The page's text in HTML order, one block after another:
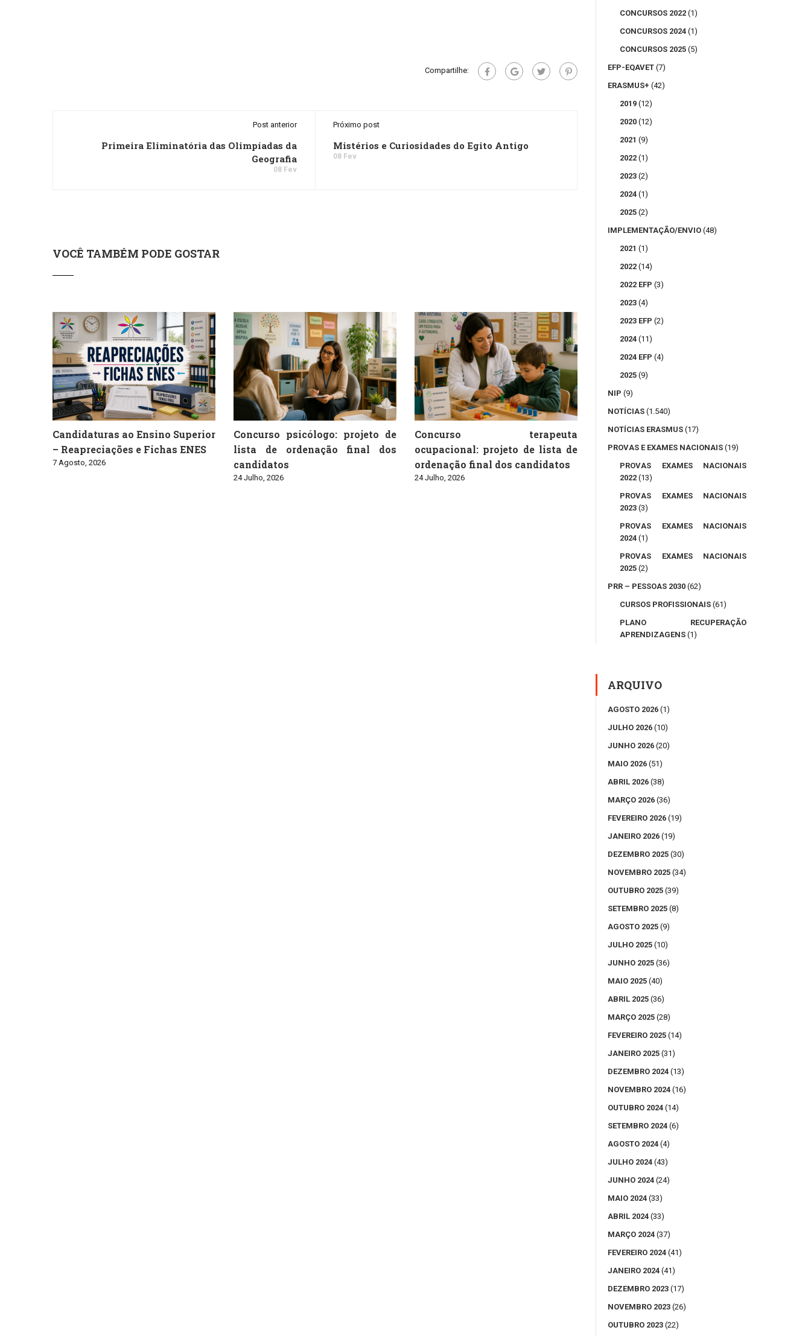
Compartilhe:
Post anterior
Primeira Eliminatória das Olimpíadas da
Geografia
08 Fev
Próximo post
Mistérios e Curiosidades do Egito Antigo
08 Fev
VOCÊ TAMBÉM PODE GOSTAR
Candidaturas ao Ensino Superior
– Reapreciações e Fichas ENES
7 Agosto, 2026
Concurso psicólogo: projeto de
lista de ordenação final dos
candidatos
24 Julho, 2026
Concurso terapeuta
ocupacional: projeto de lista de
ordenação final dos candidatos
24 Julho, 2026
CONCURSOS 2022 (1)
CONCURSOS 2024 (1)
CONCURSOS 2025 (5)
EFP-EQAVET (7)
ERASMUS+ (42)
2019 (12)
2020 (12)
2021 (9)
2022 (1)
2023 (2)
2024 (1)
2025 (2)
IMPLEMENTAÇÃO/ENVIO (48)
2021 (1)
2022 (14)
2022 EFP (3)
2023 (4)
2023 EFP (2)
2024 (11)
2024 EFP (4)
2025 (9)
NIP (9)
NOTÍCIAS (1.540)
NOTÍCIAS ERASMUS (17)
PROVAS E EXAMES NACIONAIS (19)
PROVAS EXAMES NACIONAIS
2022 (13)
PROVAS EXAMES NACIONAIS
2023 (3)
PROVAS EXAMES NACIONAIS
2024 (1)
PROVAS EXAMES NACIONAIS
2025 (2)
PRR – PESSOAS 2030 (62)
CURSOS PROFISSIONAIS (61)
PLANO RECUPERAÇÃO
APRENDIZAGENS (1)
ARQUIVO
AGOSTO 2026 (1)
JULHO 2026 (10)
JUNHO 2026 (20)
MAIO 2026 (51)
ABRIL 2026 (38)
MARÇO 2026 (36)
FEVEREIRO 2026 (19)
JANEIRO 2026 (19)
DEZEMBRO 2025 (30)
NOVEMBRO 2025 (34)
OUTUBRO 2025 (39)
SETEMBRO 2025 (8)
AGOSTO 2025 (9)
JULHO 2025 (10)
JUNHO 2025 (36)
MAIO 2025 (40)
ABRIL 2025 (36)
MARÇO 2025 (28)
FEVEREIRO 2025 (14)
JANEIRO 2025 (31)
DEZEMBRO 2024 (13)
NOVEMBRO 2024 (16)
OUTUBRO 2024 (14)
SETEMBRO 2024 (6)
AGOSTO 2024 (4)
JULHO 2024 (43)
JUNHO 2024 (24)
MAIO 2024 (33)
ABRIL 2024 (33)
MARÇO 2024 (37)
FEVEREIRO 2024 (41)
JANEIRO 2024 (41)
DEZEMBRO 2023 (17)
NOVEMBRO 2023 (26)
OUTUBRO 2023 (22)